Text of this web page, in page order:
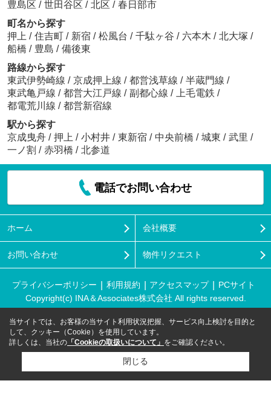
豊島区 / 世田谷区 / 北区 / 春日部市
町名から探す
押上 / 住吉町 / 新宿 / 松風台 / 千駄ヶ谷 / 六本木 / 北大塚 /
船橋 / 豊島 / 備後東
路線から探す
東武伊勢崎線 / 京成押上線 / 都営浅草線 / 半蔵門線 /
東武亀戸線 / 都営大江戸線 / 副都心線 / 上毛電鉄 /
都電荒川線 / 都営新宿線
駅から探す
京成曳舟 / 押上 / 小村井 / 東新宿 / 中央前橋 / 城東 / 武里 /
一ノ割 / 赤羽橋 / 北参道
電話でお問い合わせ
ホーム 会社概要
お問い合わせ 物件リクエスト
プライバシーポリシー 利用規約 アクセスマップ
PCサイト
Copyright(c) INA＆Associates株式会社 All rights reserved.
当サイトでは、お客様の当サイト利用状況把握、サービス向上検討を目的と
して、クッキー（Cookie）を使用しています。
詳しくは、当社の 「Cookieの取扱いについて」 をご確認ください。
閉じる